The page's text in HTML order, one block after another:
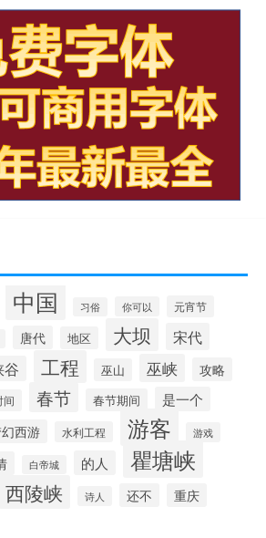
中国 习俗 你可以 元宵节
唐代 地区 大坝 宋代
谷 工程 巫山 巫峡 攻略
间 春节 春节期间
是一个
西游 水利工程 游客 游戏
白帝城 的人 瞿塘峡
西陵峡 诗人 还不 重庆